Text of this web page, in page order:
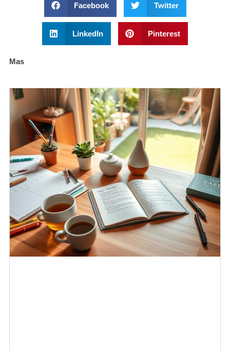
Facebook Twitter
LinkedIn Pinterest
Mas